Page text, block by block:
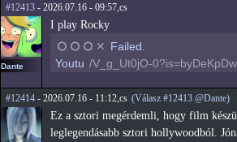
#12413 - 2026.07.16 - 09:57,cs
Dante
I play Rocky
⭘ ⭘ ⭘ ✕ Failed.
Youtu /V_g_Ut0jO-
#12414 - 2026.07.16 - 11:12,cs (Válasz #12413 @Dante)
Ez a sztori megérdemli, hogy film
leglegendásabb sztori hollywoodból.